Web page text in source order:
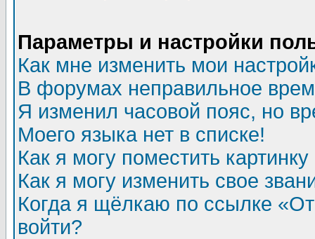
Параметры и настройки
Как мне изменить мои
В форумах неправильное
Я изменил часовой пояс, но
Моего языка нет в списке!
Как я могу поместить
Как я могу изменить свое
Когда я щёлкаю по ссылке
войти?